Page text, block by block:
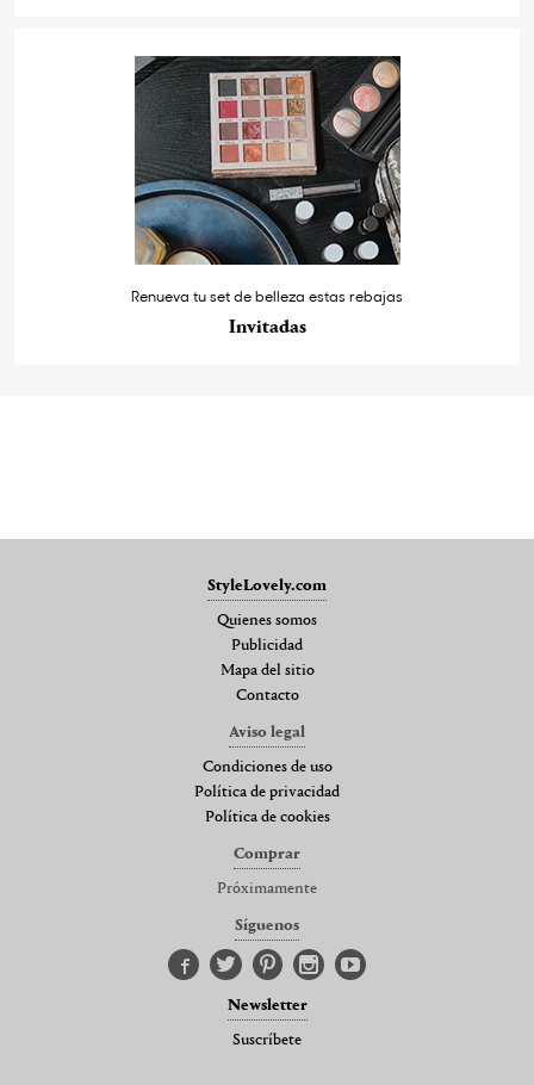
Renueva tu set de belleza estas rebajas
Invitadas
StyleLovely.com
Quienes somos
Publicidad
Mapa del sitio
Contacto
Aviso legal
Condiciones de uso
Política de privacidad
Política de cookies
Comprar
Próximamente
Síguenos
Newsletter
Suscríbete